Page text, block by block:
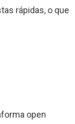
rápidas, o que
open